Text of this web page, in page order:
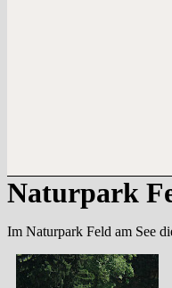
Naturpark
Im Naturpark Feld am See